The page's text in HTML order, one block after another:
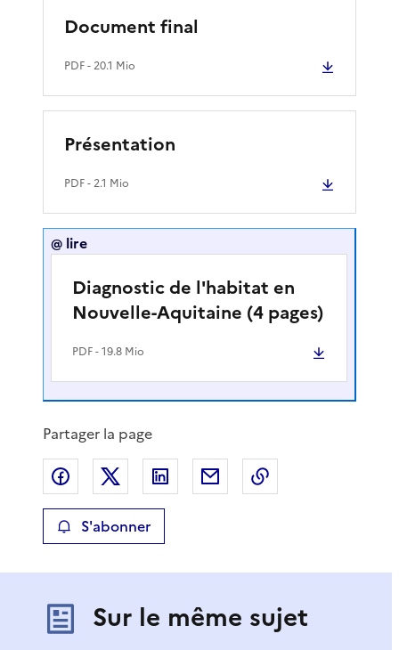
Document final
PDF- 20.1 Mio
Présentation
PDF- 2.1 Mio
@ lire
Diagnostic de l'habitat en
Nouvelle-Aquitaine (4 pages)
PDF- 19.8 Mio
Partager la page
Partager sur Facebook
Partager sur XPartager sur LinkedIn
Partager par email
S'abonner
Sur le même sujet